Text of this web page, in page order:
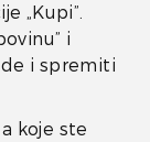
„Kupi”.
i
i spremiti
koje ste